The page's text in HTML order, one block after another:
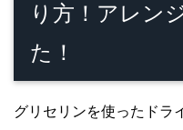
り方！アレン
た！
グリセリンを使ったドラ